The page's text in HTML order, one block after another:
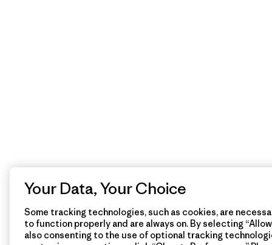
Your Data, Your Choice
Some tracking technologies, such as cookies, are
to function properly and are always on. By selecting “Allow
also consenting to the use of optional tracking